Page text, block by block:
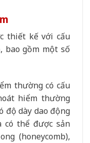
thiết kế với cấu
bao gồm một số
thường có cấu
hiểm thường
độ dày dao động
có thể được sản
(honeycomb),